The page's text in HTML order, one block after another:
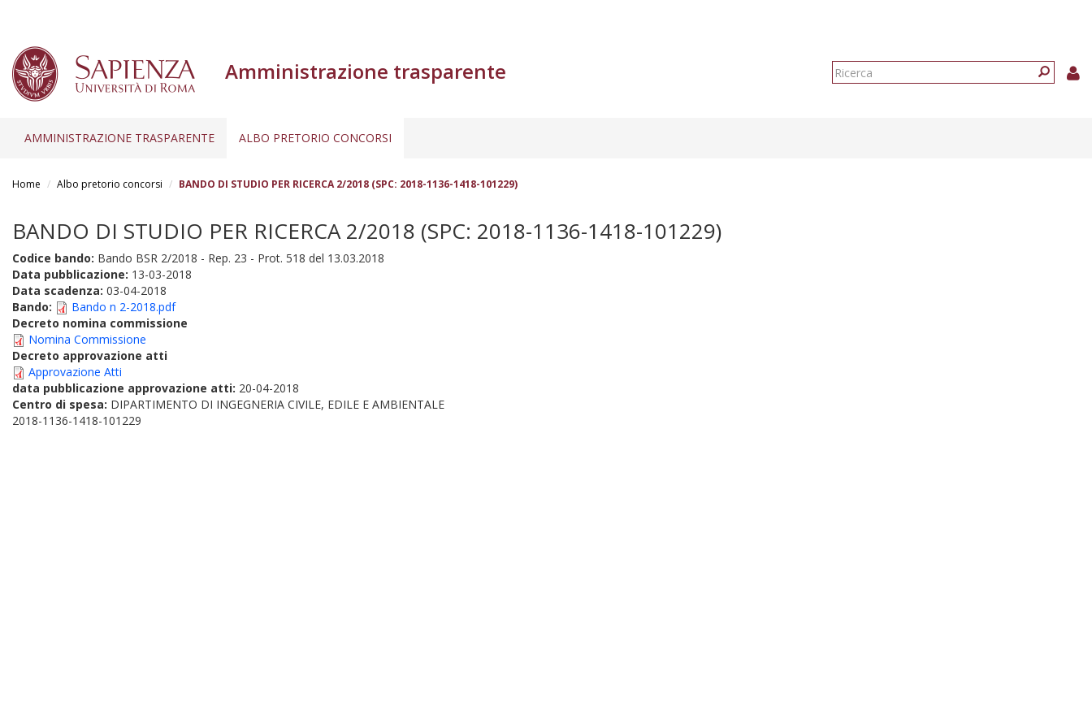
Amministrazione trasparente
Form
AMMINISTRAZIONE TRASPARENTE ALBO PRETORIO CONCORSI
Home Albo pretorio concorsi BANDO DI STUDIO PER RICERCA 2/2018 (SPC: 2018-1136-1418-101229)
BANDO DI STUDIO PER RICERCA 2/2018 (SPC: 2018-1136-1418-101229)
Codice bando: Bando BSR 2/2018 - Rep. 23 - Prot. 518 del 13.03.2018
Data pubblicazione: 13-03-2018
Data scadenza: 03-04-2018
Bando:
Bando n 2-2018.pdf
Decreto nomina commissione
Nomina Commissione
Decreto approvazione atti
Approvazione Atti
data pubblicazione approvazione atti: 20-04-2018
Centro di spesa: DIPARTIMENTO DI INGEGNERIA CIVILE, EDILE E AMBIENTALE
2018-1136-1418-101229